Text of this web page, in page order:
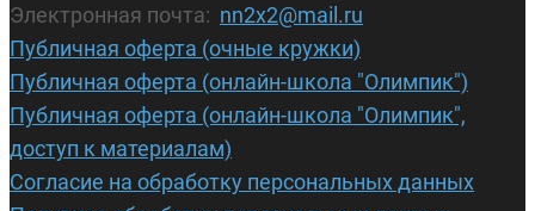
Электронная почта: nn2x2@mail.ru
Публичная оферта (очные кружки)
Публичная оферта (онлайн-школа "Олимпик")
Публичная оферта (онлайн-школа "Олимпик",
доступ к материалам)
Согласие на обработку персональных данных